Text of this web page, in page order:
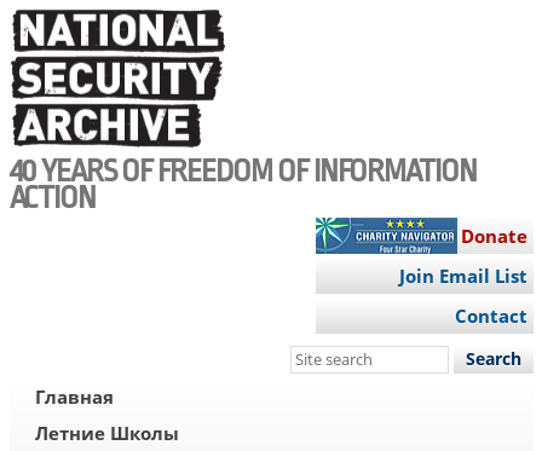
Skip
to
main
content
40 YEARS OF FREEDOM OF INFORMATION
ACTION
Donate
Join Email List
Contact
Search
RUS
MENU
Главная
Летние Школы